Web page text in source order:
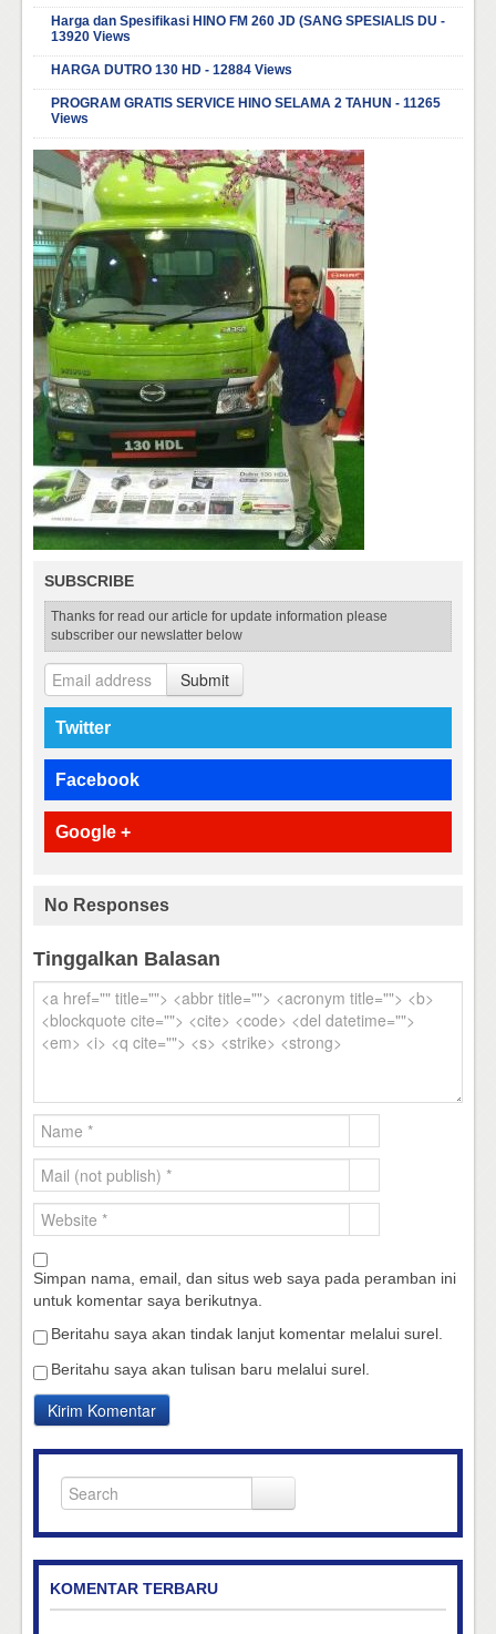
Harga dan Spesifikasi HINO FM 260 JD (SANG SPESIALIS DU -
13920 Views
HARGA DUTRO 130 HD - 12884 Views
PROGRAM GRATIS SERVICE HINO SELAMA 2 TAHUN - 11265
Views
SUBSCRIBE
Thanks for read our article for update information please
subscriber our newslatter below
Submit
Twitter
Facebook
Google +
No Responses
Tinggalkan Balasan
Simpan nama, email, dan situs web saya pada peramban ini
untuk komentar saya berikutnya.
Beritahu saya akan tindak lanjut komentar melalui surel.
Beritahu saya akan tulisan baru melalui surel.
KOMENTAR TERBARU